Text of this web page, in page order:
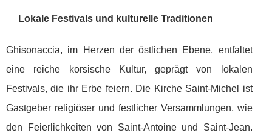
Lokale Festivals und kulturelle Traditionen
Ghisonaccia, im Herzen der östlichen Ebene, entfaltet
eine reiche korsische Kultur, geprägt von lokalen
Festivals, die ihr Erbe feiern. Die Kirche Saint-Michel ist
Gastgeber religiöser und festlicher Versammlungen, wie
den Feierlichkeiten von Saint-Antoine und Saint-Jean.